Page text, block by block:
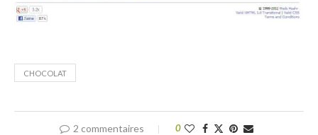
CHOCOLAT
2 commentaires 0